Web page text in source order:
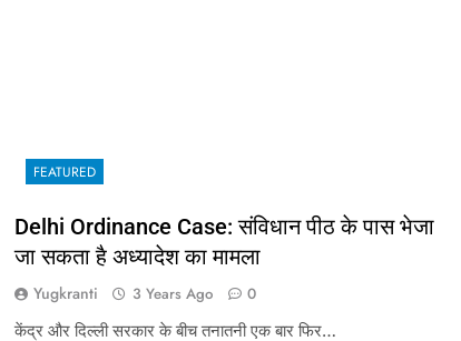
FEATURED
Delhi Ordinance Case: संविधान पीठ के पास भेजा
जा सकता है अध्यादेश का मामला
Yugkranti 3 Years Ago
0
केंद्र और दिल्ली सरकार के बीच तनातनी एक बार फिर…